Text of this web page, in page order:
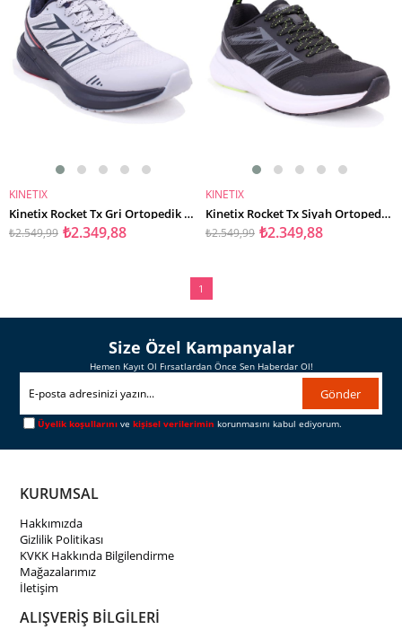
SEPETE EKLE
KINETIX
Kinetix Rocket Tx Gri Ortopedik Günlük Erkek Spor Ayakkabı
₺2.349,88
₺2.549,99
SEPETE EKLE
KINETIX
Kinetix Rocket Tx Siyah Ortopedik Günlük Erkek Spor Ayakkabı
₺2.349,88
₺2.549,99
1
Size Özel Kampanyalar
Hemen Kayıt Ol Fırsatlardan Önce Sen Haberdar Ol!
Gönder
Üyelik koşullarını vekişisel verilerimin korunmasını kabul ediyorum.
KURUMSAL
Hakkımızda
Gizlilik Politikası
KVKK Hakkında Bilgilendirme
Mağazalarımız
İletişim
ALIŞVERİŞ BİLGİLERİ